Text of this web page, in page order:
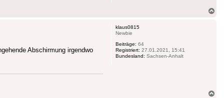
klaus0815
Newbie
Beiträge: 64
Registriert: 27.01.2021, 15:41
Bundesland: Sachsen-Anhalt
Abschirmung irgendwo